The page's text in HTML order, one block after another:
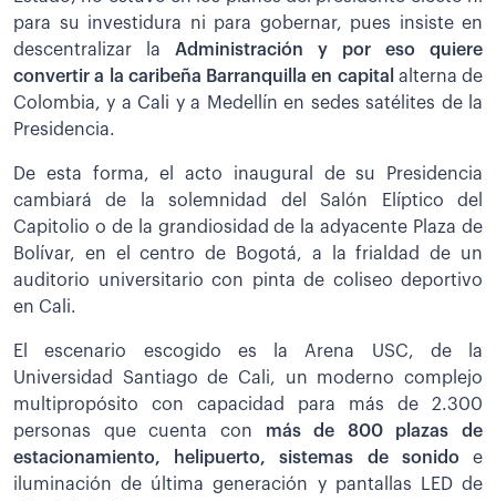
para su investidura ni para gobernar, pues insiste en
descentralizar la Administración y por eso quiere
convertir a la caribeña Barranquilla en capital alterna de
Colombia, y a Cali y a Medellín en sedes satélites de la
Presidencia.
De esta forma, el acto inaugural de su Presidencia
cambiará de la solemnidad del Salón Elíptico del
Capitolio o de la grandiosidad de la adyacente Plaza de
Bolívar, en el centro de Bogotá, a la frialdad de un
auditorio universitario con pinta de coliseo deportivo
en Cali.
El escenario escogido es la Arena USC, de la
Universidad Santiago de Cali, un moderno complejo
multipropósito con capacidad para más de 2.300
personas que cuenta con más de 800 plazas de
estacionamiento, helipuerto, sistemas de sonidoe
iluminación de última generación y pantallas LED de